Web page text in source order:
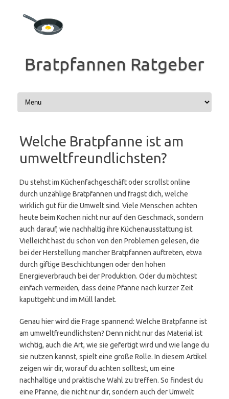
springen
Bratpfannen Ratgeber
Welche Bratpfanne ist am
umweltfreundlichsten?
Du stehst im Küchenfachgeschäft oder scrollst online
durch unzählige Bratpfannen und fragst dich, welche
wirklich gut für die Umwelt sind. Viele Menschen achten
heute beim Kochen nicht nur auf den Geschmack, sondern
auch darauf, wie nachhaltig ihre Küchenausstattung ist.
Vielleicht hast du schon von den Problemen gelesen, die
bei der Herstellung mancher Bratpfannen auftreten, etwa
durch giftige Beschichtungen oder den hohen
Energieverbrauch bei der Produktion. Oder du möchtest
einfach vermeiden, dass deine Pfanne nach kurzer Zeit
kaputtgeht und im Müll landet.
Genau hier wird die Frage spannend: Welche Bratpfanne ist
am umweltfreundlichsten? Denn nicht nur das Material ist
wichtig, auch die Art, wie sie gefertigt wird und wie lange du
sie nutzen kannst, spielt eine große Rolle. In diesem Artikel
zeigen wir dir, worauf du achten solltest, um eine
nachhaltige und praktische Wahl zu treffen. So findest du
eine Pfanne, die nicht nur dir, sondern auch der Umwelt